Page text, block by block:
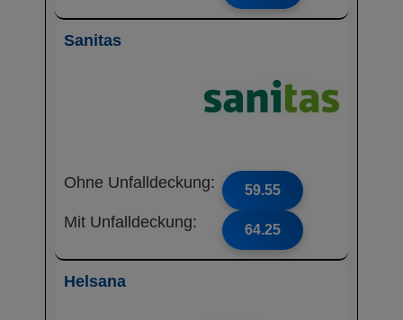
Sanitas
Ohne Unfalldeckung: 59.55
Mit Unfalldeckung: 64.25
Helsana